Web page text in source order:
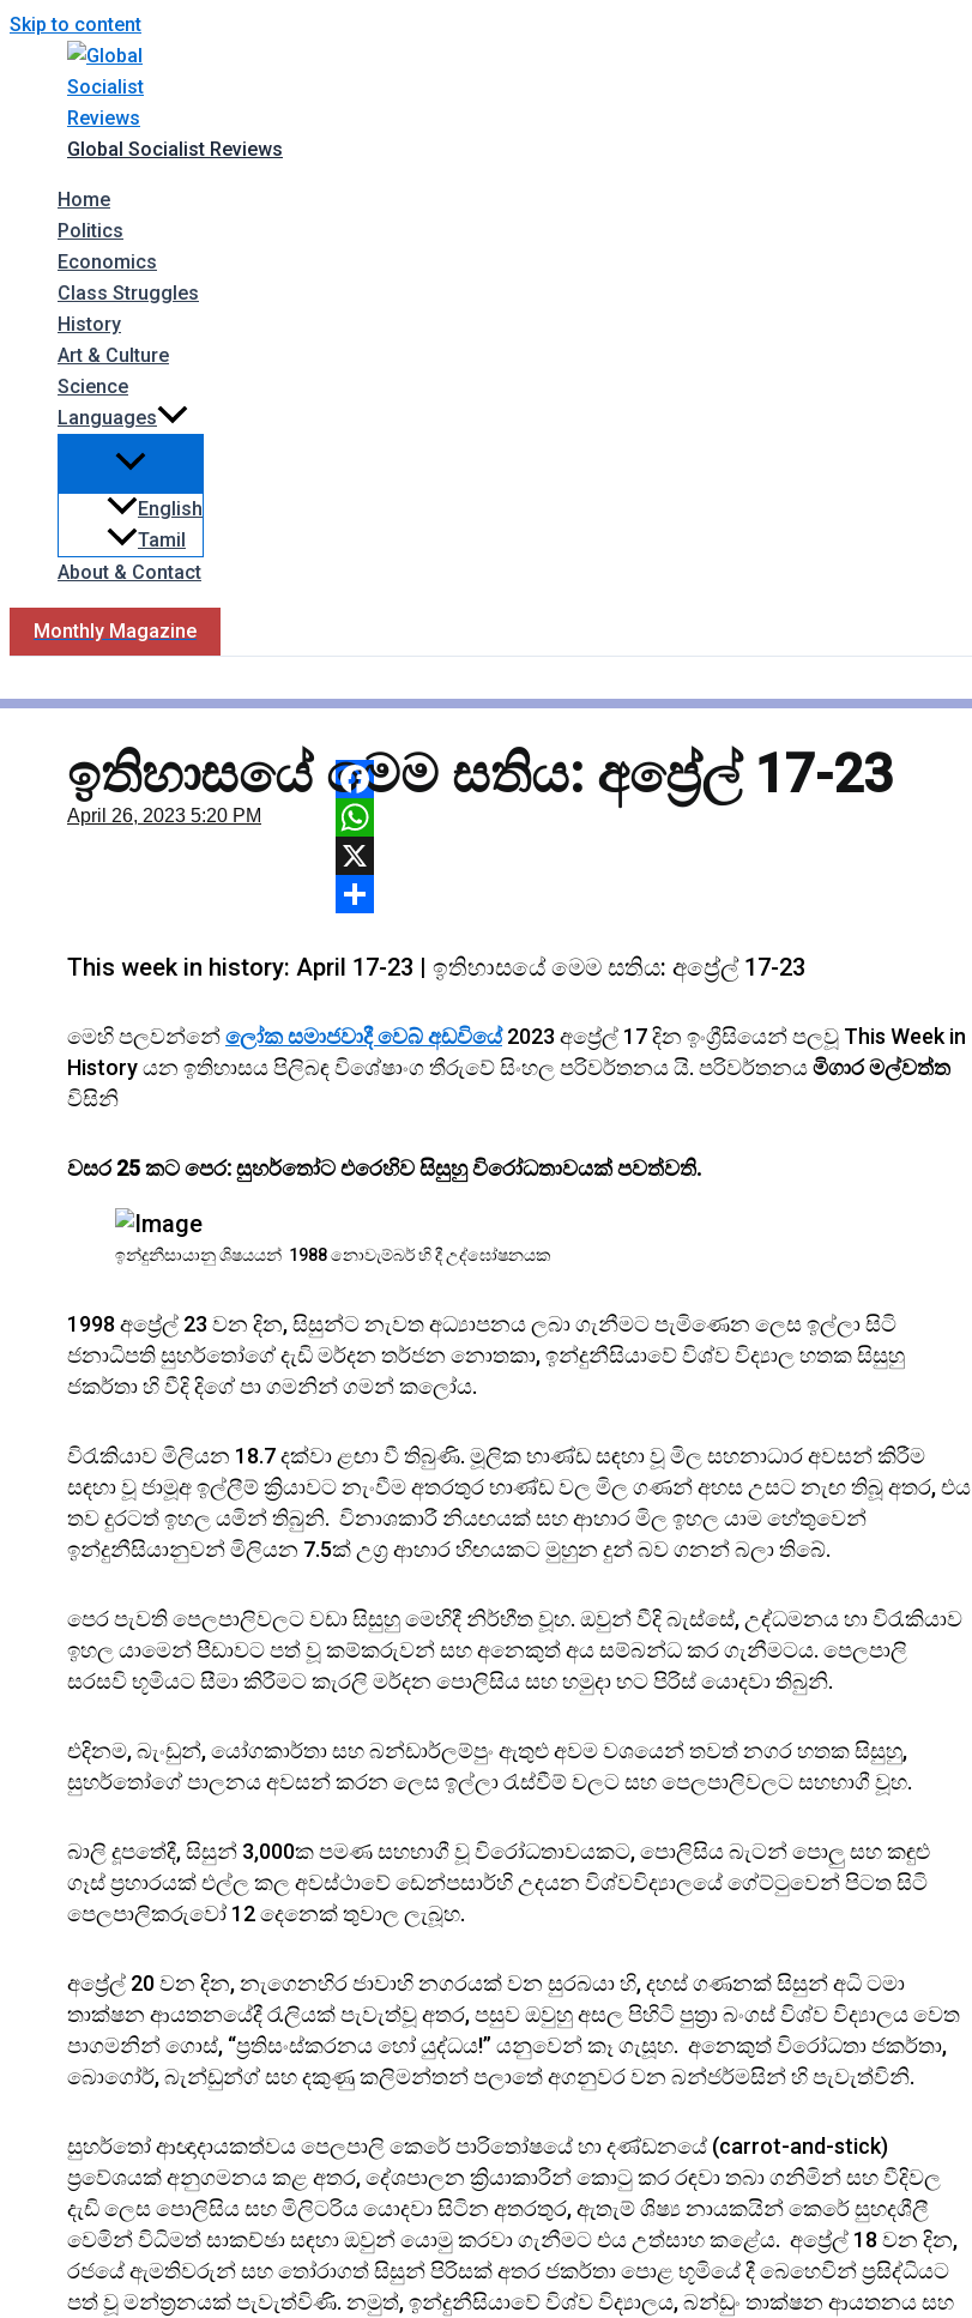
Skip to content
Global Socialist Reviews
Home
Politics
Economics
Class Struggles
History
Art & Culture
Science
Languages
English
Tamil
About & Contact
Monthly Magazine
ඉතිහාසයේ මෙම සතිය: අප්‍රේල් 17-23
April 26, 2023 5:20 PM
Facebook
WhatsApp
X
This week in history: April 17-23 | ඉතිහාසයේ මෙම සතිය: අප්‍රේල් 17-23
මෙහි පලවන්නේලෝක සමාජවාදී වෙබ් අඩවියේ 2023 අප්‍රේල් 17 දින ඉංග්‍රීසියෙන් පලවූ This Week in
History යන ඉතිහාසය පිලිබඳ විශේෂාංග තීරුවේ සිංහල පරිවර්තනය යි. පරිවර්තනයමිගාර මල්වත්ත
විසිනි
වසර 25 කට පෙර: සුහර්තෝට එරෙහිව සිසුහු විරෝධතාවයක් පවත්වති.
ඉන්දුනීසායානු ශිෂයයන් 1988 නොවැම්බර් හි දී උද්ඝෝෂනයක
1998 අප්‍රේල් 23 වන දින, සිසුන්ට නැවත අධ්‍යාපනය ලබා ගැනීමට පැමිණෙන ලෙස ඉල්ලා සිටි
ජනාධිපති සුහර්තෝගේ දැඩි මර්දන තර්ජන නොතකා, ඉන්දුනීසියාවේ විශ්ව විද්‍යාල හතක සිසුහු
ජකර්තා හි වීදි දිගේ පා ගමනින් ගමන් කලෝය.
විරැකියාව මිලියන 18.7 දක්වා ළඟා වී තිබුණි. මූලික භාණ්ඩ සඳහා වූ මිල සහනාධාර අවසන් කිරීම
සඳහා වූ ජාමූඅ ඉල්ලීම් ක්‍රියාවට නැංවීම අතරතුර භාණ්ඩ වල මිල ගණන් අහස උසට නැඟ තිබූ අතර, එය
තව දුරටත් ඉහල යමින් තිබුනි. විනාශකාරී නියඟයක් සහ ආහාර මිල ඉහල යාම හේතුවෙන්
ඉන්දුනීසියානුවන් මිලියන 7.5ක් උග්‍ර ආහාර හිඟයකට මුහුන දුන් බව ගනන් බලා තිබේ.
පෙර පැවති පෙලපාලිවලට වඩා සිසුහු මෙහිදී නිර්භීත වූහ. ඔවුන් වීදි බැස්සේ, උද්ධමනය හා විරැකියාව
ඉහල යාමෙන් පීඩාවට පත් වූ කම්කරුවන් සහ අනෙකුත් අය සම්බන්ධ කර ගැනීමටය. පෙලපාලි
සරසවි භූමියට සීමා කිරීමට කැරලි මර්දන පොලිසිය සහ හමුදා භට පිරිස් යොදවා තිබුනි.
එදිනම, බැංඩුන්, යෝගකාර්තා සහ බන්ඩාර්ලම්පුං ඇතුළු අවම වශයෙන් තවත් නගර හතක සිසුහු,
සුහර්තෝගේ පාලනය අවසන් කරන ලෙස ඉල්ලා රැස්වීම් වලට සහ පෙලපාලිවලට සහභාගී වූහ.
බාලි දූපතේදී, සිසුන් 3,000ක පමණ සහභාගී වූ විරෝධතාවයකට, පොලිසිය බැටන් පොලු සහ කඳුළු
ගෑස් ප්‍රහාරයක් එල්ල කල අවස්ථාවේ ඩෙන්පසාර්හි උදයන විශ්වවිද්‍යාලයේ ගේට්ටුවෙන් පිටත සිටි
පෙලපාලිකරුවෝ 12 දෙනෙක් තුවාල ලැබූහ.
අප්‍රේල් 20 වන දින, නැගෙනහිර ජාවාහි නගරයක් වන සුරබයා හි, දහස් ගණනක් සිසුන් අධි ටමා
තාක්ෂන ආයතනයේදී රැලියක් පැවැත්වූ අතර, පසුව ඔවුහු අසල පිහිටි පුත්‍රා බංගස් විශ්ව විද්‍යාලය වෙත
පාගමනින් ගොස්, “ප්‍රතිසංස්කරනය හෝ යුද්ධය!” යනුවෙන් කෑ ගැසූහ. අනෙකුත් විරෝධතා ජකර්තා,
බොගෝර්, බැන්ඩුන්ග් සහ දකුණු කලිමන්තන් පලාතේ අගනුවර වන බන්ජර්මසින් හි පැවැත්විනි.
සුහර්තෝ ආඥාදායකත්වය පෙලපාලි කෙරේ පාරිතෝෂයේ හා දණ්ඩනයේ (carrot-and-stick)
ප්‍රවේශයක් අනුගමනය කළ අතර, දේශපාලන ක්‍රියාකාරීන් කොටු කර රඳවා තබා ගනිමින් සහ වීදිවල
දැඩි ලෙස පොලිසිය සහ මිලිටරිය යොදවා සිටින අතරතුර, ඇතැම් ශිෂ්‍ය නායකයින් කෙරේ සුහදශීලී
වෙමින් විධිමත් සාකච්ඡා සඳහා ඔවුන් යොමු කරවා ගැනීමට එය උත්සාහ කළේය. අප්‍රේල් 18 වන දින,
රජයේ ඇමතිවරුන් සහ තෝරාගත් සිසුන් පිරිසක් අතර ජකර්තා පොළ භූමියේ දී බෙහෙවින් ප‍්‍රසිද්ධියට
පත් වූ මන්ත්‍රනයක් පැවැත්විණි. නමුත්, ඉන්දුනීසියාවේ විශ්ව විද්‍යාලය, බන්ඩුං තාක්ෂන ආයතනය සහ